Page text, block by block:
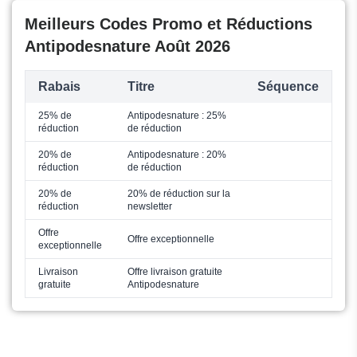
Meilleurs Codes Promo et Réductions
Antipodesnature Août 2026
Rabais Titre Séquence
25% de
réduction
Antipodesnature : 25%
de réduction
20% de
réduction
Antipodesnature : 20%
de réduction
20% de
réduction
20% de réduction sur la
newsletter
Offre
exceptionnelle
Offre exceptionnelle
Livraison
gratuite
Offre livraison gratuite
Antipodesnature